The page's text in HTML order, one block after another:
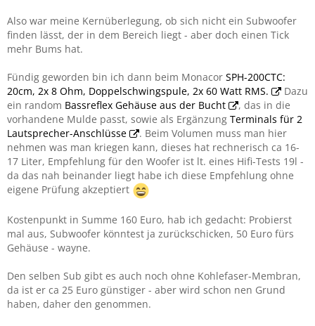
Also war meine Kernüberlegung, ob sich nicht ein Subwoofer
finden lässt, der in dem Bereich liegt - aber doch einen Tick
mehr Bums hat.
Fündig geworden bin ich dann beim Monacor SPH-200CTC:
20cm, 2x 8 Ohm, Doppelschwingspule, 2x 60 Watt RMS.
Dazu
ein random Bassreflex Gehäuse aus der Bucht
, das in die
vorhandene Mulde passt, sowie als Ergänzung Terminals für 2
Lautsprecher-Anschlüsse
. Beim Volumen muss man hier
nehmen was man kriegen kann, dieses hat rechnerisch ca 16-
17 Liter, Empfehlung für den Woofer ist lt. eines Hifi-Tests 19l -
da das nah beinander liegt habe ich diese Empfehlung ohne
eigene Prüfung akzeptiert
Kostenpunkt in Summe 160 Euro, hab ich gedacht: Probierst
mal aus, Subwoofer könntest ja zurückschicken, 50 Euro fürs
Gehäuse - wayne.
Den selben Sub gibt es auch noch ohne Kohlefaser-Membran,
da ist er ca 25 Euro günstiger - aber wird schon nen Grund
haben, daher den genommen.